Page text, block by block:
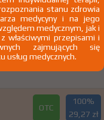
15,13 zł
Zakłady Farmaceutyczne
Polpharma SA
OTC
100%
29,27 zł
stanu zdrowia
medycyny i na jego
medycznym, jak i
właściwymi przepisami i
zajmujących się
usług medycznych.